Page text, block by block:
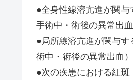
●全身性線溶亢進が関
手術中・術後の異常出血
●局所線溶亢進が関与
術中・術後の異常出血）
●次の疾患における紅